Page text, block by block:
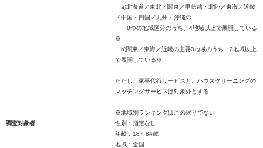
a)北海道／東北／関東／甲信越・北陸／東海／近畿
／中国・四国／九州・沖縄の
8つの地域区分のうち、4地域以上で展開している
※
b)関東／東海／近畿の主要3地域のうち、2地域以上
で展開している※
ただし、家事代行サービスと、ハウスクリーニングの
マッチングサービスは対象外とする
※地域別ランキングはこの限りでない
調査対象者
性別：指定なし
年齢：18～84歳
地域：全国